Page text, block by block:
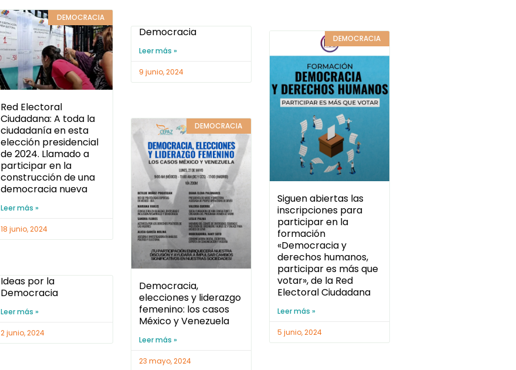
DEMOCRACIA
Red Electoral
Ciudadana: A toda la
ciudadanía en esta
elección presidencial
de 2024. Llamado a
participar en la
construcción de una
democracia nueva
Leer más »
18 junio, 2024
Democracia
Leer más »
9 junio, 2024
DEMOCRACIA
Siguen abiertas las
inscripciones para
participar en la
formación
«Democracia y
derechos humanos,
participar es más que
votar», de la Red
Electoral Ciudadana
Leer más »
5 junio, 2024
Ideas por la
Democracia
Leer más »
2 junio, 2024
DEMOCRACIA
Democracia,
elecciones y liderazgo
femenino: los casos
México y Venezuela
Leer más »
23 mayo, 2024